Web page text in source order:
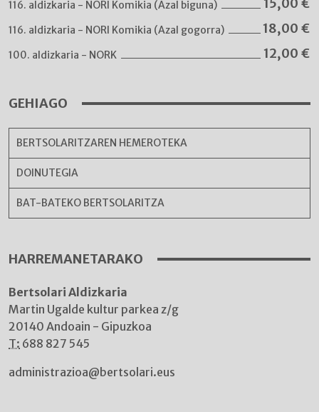
116. aldizkaria - NORI Komikia (Azal biguna) 15,00 €
116. aldizkaria - NORI Komikia (Azal gogorra) 18,00 €
100. aldizkaria - NORK 12,00 €
GEHIAGO
BERTSOLARITZAREN HEMEROTEKA
DOINUTEGIA
BAT-BATEKO BERTSOLARITZA
HARREMANETARAKO
Bertsolari Aldizkaria
Martin Ugalde kultur parkea z/g
20140 Andoain - Gipuzkoa
T: 688 827 545
administrazioa@bertsolari.eus